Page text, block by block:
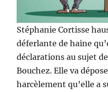
Stéphanie Cortisse
déferlante de haine
déclarations au sujet
Bouchez. Elle va
harcèlement qu’elle a